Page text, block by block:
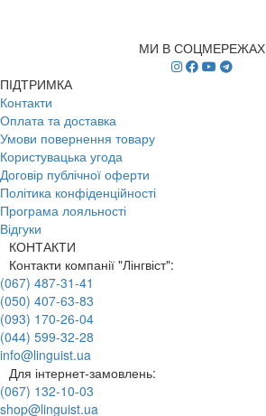
МИ В СОЦМЕРЕЖАХ
ПІДТРИМКА
Контакти
Оплата та доставка
Умови повернення товару
Користувацька угода
Договір публічної оферти
Політика конфіденційності
Програма лояльності
Відгуки
КОНТАКТИ
Контакти компанії "Лінгвіст":
(067) 487-31-41
(050) 407-63-83
(093) 170-26-04
(044) 599-32-28
info@linguist.ua
Для інтернет-замовлень:
(067) 132-10-03
shop@linguist.ua